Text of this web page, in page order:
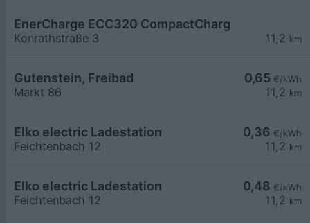
11,2 km
EnerCharge ECC320 CompactCharger mit
Konrathstraße 3
0,65 €/kWh
11,2 km
Gutenstein, Freibad
Markt 86
0,36 €/kWh
11,2 km
Elko electric Ladestation
Feichtenbach 12
0,48 €/kWh
11,2 km
Elko electric Ladestation
Feichtenbach 12